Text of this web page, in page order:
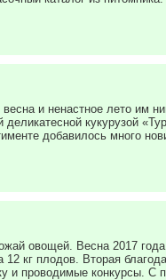
и ненастное лето им
кукурузой
добавилось много
овощей. Весна 2017
кг плодов. Вторая
и проводимые конкурсы. С